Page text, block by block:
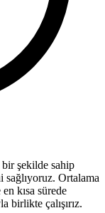
şekilde sahip
Ortalama
kısa sürede
birlikte çalışırız.